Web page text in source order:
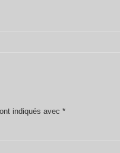
indiqués avec *